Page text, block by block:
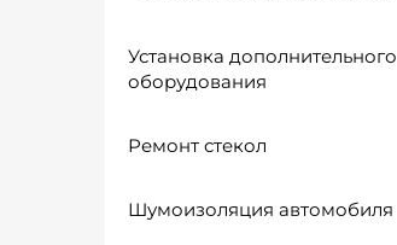
Установка дополнительного
оборудования
Ремонт стекол
Шумоизоляция автомобиля